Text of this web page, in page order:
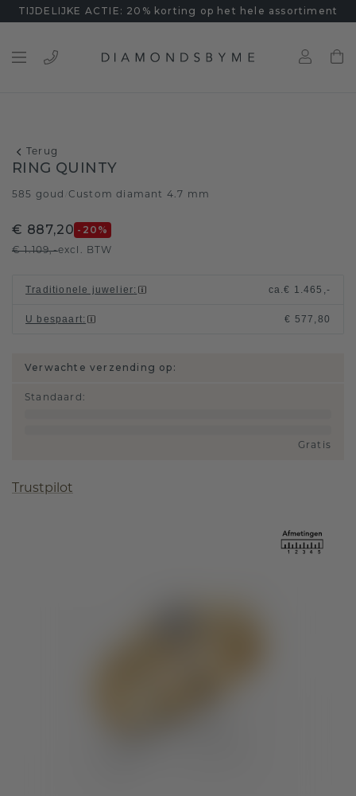
TIJDELIJKE ACTIE: 20% korting op het hele assortiment
Terug
RING QUINTY
585 goud Custom diamant 4.7 mm
€ 887,20 -20 %
€ 1.109,-excl. BTW
Traditionele juwelier: ca.€ 1.465,-
U bespaart: € 577,80
Verwachte verzending op:
Standaard :
Gratis
Trustpilot